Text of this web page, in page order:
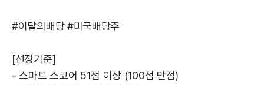
#이달의배당 #미국배당주
[선정기준]
- 스마트 스코어 51점 이상 (100점 만점)